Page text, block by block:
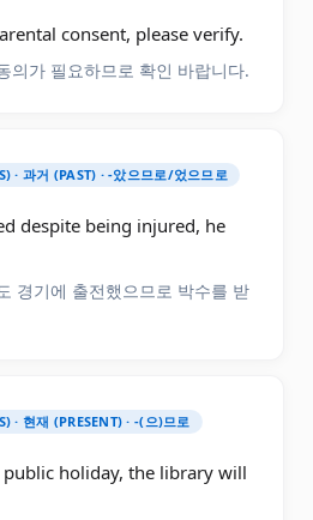
consent, please verify.
의가 필요하므로 확인 바랍니다.
· 과거 (PAST) · -았으므로/었으므로
despite being injured, he
경기에 출전했으므로 박수를 받
· 현재 (PRESENT) · -(으)므로
holiday, the library will